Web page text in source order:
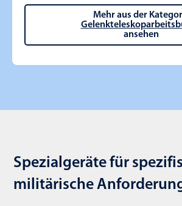
Mehr aus der
ansehen
Spezialgeräte für
militärische